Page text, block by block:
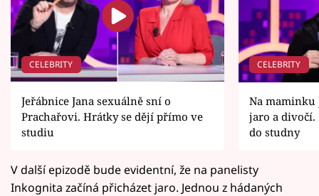
CELEBRITY
Jeřábnice Jana sexuálně sní o
Prachařovi. Hrátky se dějí přímo ve
studiu
CELEBRITY
Na maminku
jaro a divočí.
do studny
V další epizodě bude evidentní, že na panelisty
Inkognita začíná přicházet jaro. Jednou z hádaných